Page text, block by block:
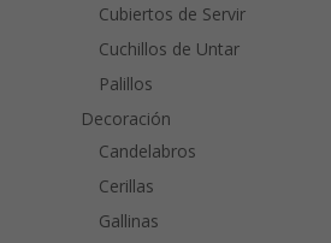
Cubiertos de Servir
Cuchillos de Untar
Palillos
Decoración
Candelabros
Cerillas
Gallinas